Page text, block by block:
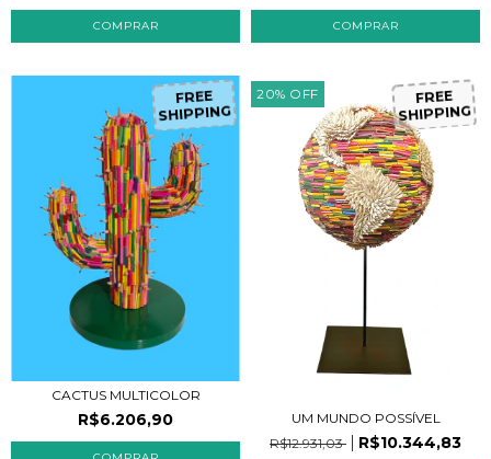
F
R
E
E
S
H
IP
P
IN
G
CACTUS MULTICOLOR
R$6.206,90
20% OFF F
R
E
E
S
H
IP
P
IN
G
UM MUNDO POSSÍVEL
R$12.931,03
R$10.344,83